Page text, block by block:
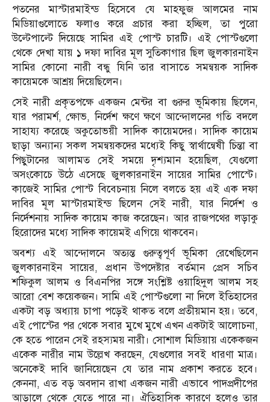
পতনের মাস্টারমাইন্ড হিসেবে যে মাহফুজ আলমের নাম
মিডিয়াগুলোতে ফলাও করে প্রচার করা হচ্ছিল, তা পুরো
উল্টেপাল্টে দিয়েছে সামির এই পোস্ট চারটি। এই পোস্টগুলো
থেকে দেখা যায় ১ দফা দাবির মূল সুতিকাগার ছিল জুলকারনাইন
সামির কোনো নারী বন্ধু যিনি তার বাসাতে সমন্বয়ক সাদিক
কায়েমকে আশ্রয় দিয়েছিলেন।
সেই নারী প্রকৃতপক্ষে একজন মেন্টর বা গুরুর ভূমিকায় ছিলেন,
যার পরামর্শ, ক্ষোভ, নির্দেশ ক্ষণে ক্ষণে আন্দোলনের গতি বদলে
সাহায্য করেছে অকুতোভয়ী সাদিক কায়েমদের। সাদিক কায়েম
ছাড়া অন্যান্য সকল সমন্বয়কদের মধ্যেই কিছু স্বার্থান্বেষী চিন্তা বা
পিছুটানের আলামত সেই সময়ে দৃশ্যমান হয়েছিল, যেগুলো
অসংকোচে উঠে এসেছে জুলকারনাইন সায়ের সামির পোস্টে।
কাজেই সামির পোস্ট বিবেচনায় নিলে বলতে হয় এই এক দফা
দাবির মূল মাস্টারমাইন্ড ছিলেন সেই নারী, যার নির্দেশ ও
নির্দেশনায় সাদিক কায়েম কাজ করেছেন। আর রাজপথের লড়াকু
হিরোদের মধ্যে সাদিক কায়েমই এগিয়ে থাকবেন।
অবশ্য এই আন্দোলনে অত্যন্ত গুরুত্বপূর্ণ ভূমিকা রেখেছিলেন
জুলকারনাইন সায়ের, প্রধান উপদেষ্টার বর্তমান প্রেস সচিব
শফিকুল আলম ও বিএনপির সঙ্গে সংশ্লিষ্ট ওয়াহিদুল আলম সহ
আরো বেশ কয়েকজন। সামি এই পোস্টগুলো না দিলে ইতিহাসের
একটা বড় অধ্যায় চাপা পড়েই থাকত বলে প্রতীয়মান হয়। তবে,
এই পোস্টের পর থেকে সবার মুখে মুখে এখন একটাই আলোচনা,
কে হতে পারেন সেই রহস্যময় নারী। সোশাল মিডিয়ায় একেকজন
একেক নারীর নাম উল্লেখ করছেন, যেগুলোর সবই ধারণা মাত্র।
অনেকেই দাবি জানিয়েছেন যে তার নাম প্রকাশ করতে হবে।
কেননা, এত বড় অবদান রাখা একজন নারী এভাবে পাদপ্রদীপের
আড়ালে থেকে যেতে পারে না। ঐতিহাসিক কারণে হলেও তার